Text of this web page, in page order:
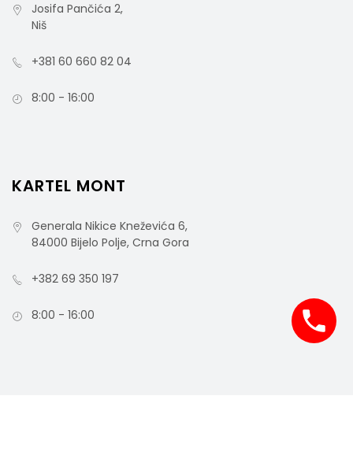
Josifa Pančića 2,
Niš
+381 60 660 82 04
8:00 - 16:00
KARTEL MONT
Generala Nikice Kneževića 6,
84000 Bijelo Polje, Crna Gora
+382 69 350 197
8:00 - 16:00